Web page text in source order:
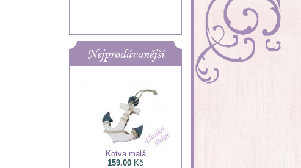
Nejprodávanější
Kotva malá
159.00 Kč